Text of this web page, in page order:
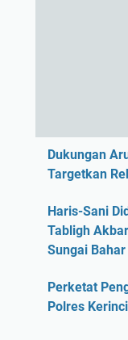
Dukungan
Targetkan
Haris-Sani
Tabligh
Sungai Bahar
Perketat
Polres